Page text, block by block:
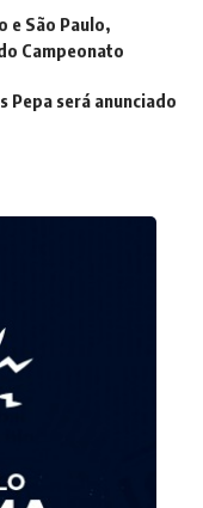
e São Paulo,
Campeonato
Pepa será anunciado